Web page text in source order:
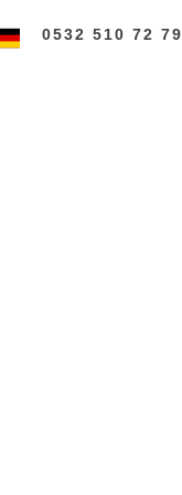
0532 510 72 79